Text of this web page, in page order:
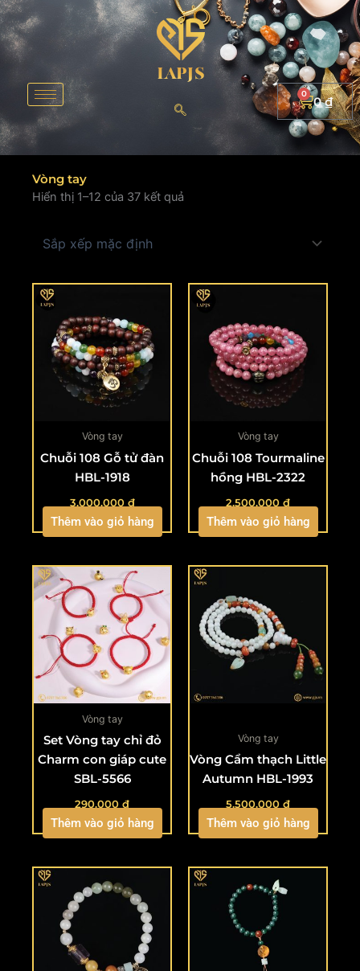
Nhảy
tới
nội
dung
0₫
0
Cart
Vòng tay
Hiển thị 1–12 của 37 kết quả
Vòng tay
Chuỗi 108 Gỗ tử đàn
HBL-1918
3.000.000 ₫
Thêm vào giỏ hàng
Vòng tay
Chuỗi 108 Tourmaline
hồng HBL-2322
2.500.000 ₫
Thêm vào giỏ hàng
Vòng tay
Set Vòng tay chỉ đỏ
Charm con giáp cute
SBL-5566
290.000 ₫
Thêm vào giỏ hàng
Vòng tay
Vòng Cẩm thạch Little
Autumn HBL-1993
5.500.000 ₫
Thêm vào giỏ hàng